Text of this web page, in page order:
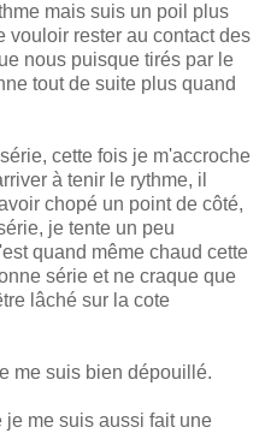
mais suis un poil plus
vouloir rester au contact des
nous puisque tirés par le
tout de suite plus quand
cette fois je m'accroche
à tenir le rythme, il
chopé un point de côté,
je tente un peu
quand même chaud cette
série et ne craque que
lâché sur la cote
me suis bien dépouillé.
me suis aussi fait une